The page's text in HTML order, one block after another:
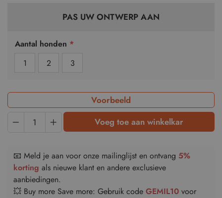
PAS UW ONTWERP AAN
Aantal honden *
1
2 3
Voorbeeld
Voeg toe aan winkelkar
📧 Meld je aan voor onze mailinglijst en ontvang 5%
korting als nieuwe klant en andere exclusieve
aanbiedingen.
💥 Buy more Save more: Gebruik code GEMIL10 voor